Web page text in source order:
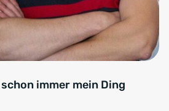
immer mein Ding